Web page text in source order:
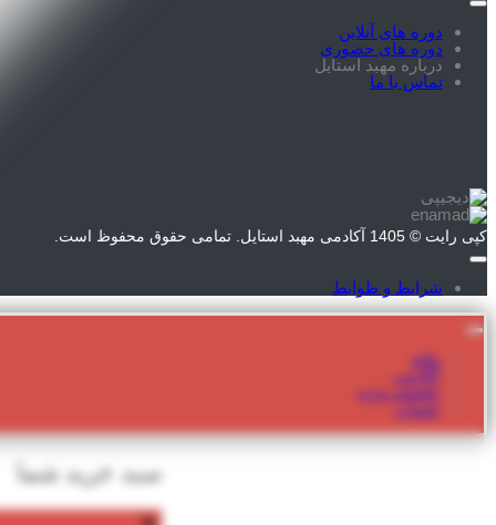
دوره های آنلاین
دوره های حضوری
درباره مهبد استایل
تماس با ما
کپی رایت © 1405 آکادمی مهبد استایل. تمامی حقوق محفوظ است.
شرایط و ظوابط
خانه
آکادمی
تخفیف ویژه
سبد خرید شما